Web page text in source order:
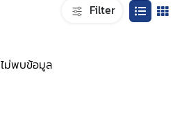
Filter
ไม่พบข้อมูล